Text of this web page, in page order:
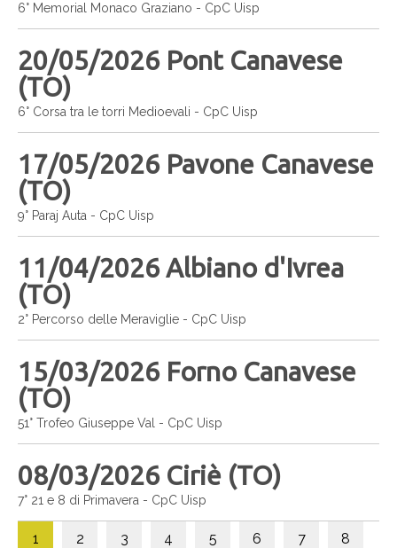
6° Memorial Monaco Graziano - CpC Uisp
20/05/2026 Pont Canavese
(TO)
6° Corsa tra le torri Medioevali - CpC Uisp
17/05/2026 Pavone Canavese
(TO)
9° Paraj Auta - CpC Uisp
11/04/2026 Albiano d'Ivrea
(TO)
2° Percorso delle Meraviglie - CpC Uisp
15/03/2026 Forno Canavese
(TO)
51° Trofeo Giuseppe Val - CpC Uisp
08/03/2026 Ciriè (TO)
7° 21 e 8 di Primavera - CpC Uisp
1 2 3 4 5 6 7 8